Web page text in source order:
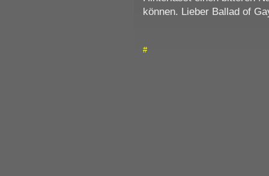
können. Lieber Ballad of
#